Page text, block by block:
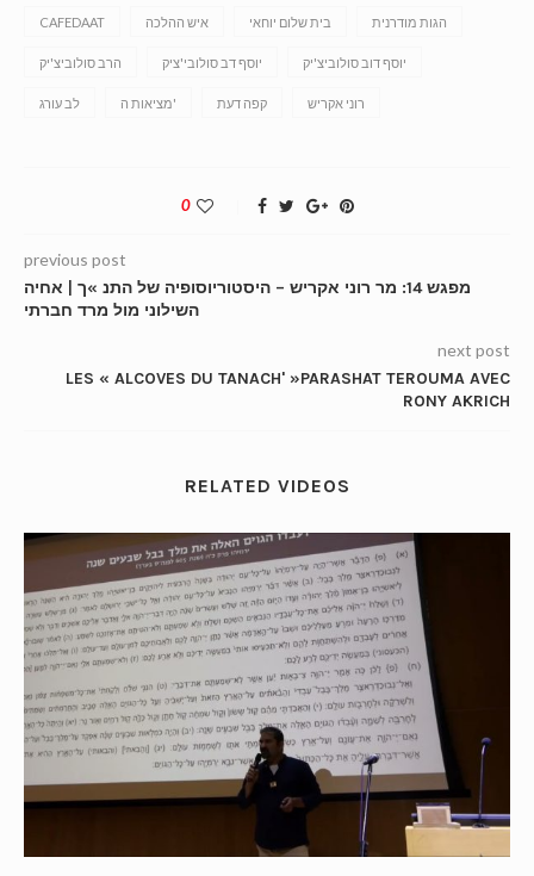
CAFEDAAT איש ההלכה בית שלום יוחאי הגות מודרנית
הרב סולוביצ'יק יוסף דב סולובי'ציק יוסף דוב סולוביצ'יק
לב עורג מציאות ה' קפה דעת רוני אקריש
0
previous post
מפגש 14: מר רוני אקריש – היסטוריוסופיה של התנ »ך | אחיה
השילוני מול מרד חברתי
next post
LES « ALCOVES DU TANACH' »PARASHAT TEROUMA AVEC
RONY AKRICH
RELATED VIDEOS